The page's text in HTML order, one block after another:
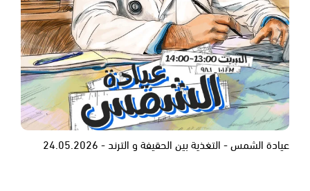
عيادة الشمس - التغذية بين الحقيفة و الترند - 24.05.2026